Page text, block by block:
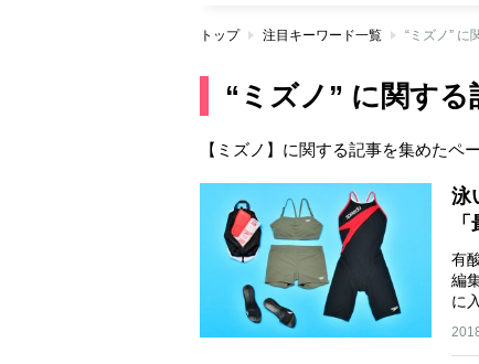
トップ 注目キーワード一覧 “ミズノ” に
“ミズノ” に関する
【ミズノ】に関する記事を集めたペ
泳
有
編
に